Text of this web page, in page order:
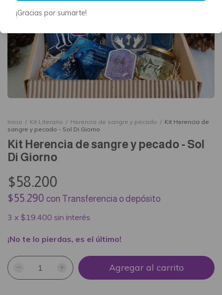
Inicio / Kit Literario / Herencia de sangre y pecado / Kit Herencia de
sangre y pecado - Sol Di Giorno
Kit Herencia de sangre y pecado - Sol
Di Giorno
$58.200
$55.290 con Transferencia o depósito
3 x $19.400 sin interés
¡No te lo pierdas, es el último!
¡Gracias por sumarte!